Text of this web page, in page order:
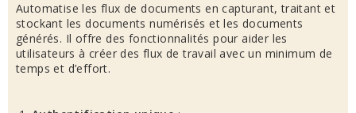
Automatise les flux de documents en capturant, traitant et
stockant les documents numérisés et les documents
générés. Il offre des fonctionnalités pour aider les
utilisateurs à créer des flux de travail avec un minimum de
temps et d’effort.